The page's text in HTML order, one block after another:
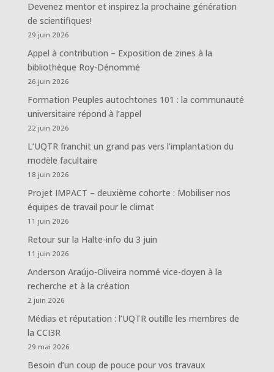
Devenez mentor et inspirez la prochaine génération
de scientifiques!
29 juin 2026
Appel à contribution – Exposition de zines à la
bibliothèque Roy-Dénommé
26 juin 2026
Formation Peuples autochtones 101 : la communauté
universitaire répond à l’appel
22 juin 2026
L’UQTR franchit un grand pas vers l’implantation du
modèle facultaire
18 juin 2026
Projet IMPACT – deuxième cohorte : Mobiliser nos
équipes de travail pour le climat
11 juin 2026
Retour sur la Halte-info du 3 juin
11 juin 2026
Anderson Araújo-Oliveira nommé vice-doyen à la
recherche et à la création
2 juin 2026
Médias et réputation : l’UQTR outille les membres de
la CCI3R
29 mai 2026
Besoin d’un coup de pouce pour vos travaux